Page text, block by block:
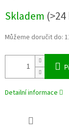
cena:
Skladem (>24
Můžeme doručit do:
Detailní informace